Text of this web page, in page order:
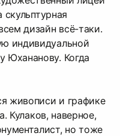
дизайн всё-таки.
индивидуальной
Юхананову. Когда
живописи и графике
Кулаков, наверное,
но тоже